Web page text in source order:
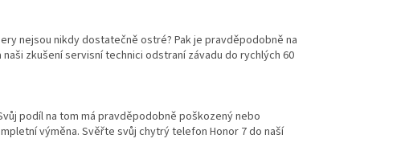
nejsou nikdy dostatečně ostré? Pak je pravděpodobně na
zkušení servisní technici odstraní závadu do rychlých 60
podíl na tom má pravděpodobně poškozený nebo
výměna. Svěřte svůj chytrý telefon Honor 7 do naší